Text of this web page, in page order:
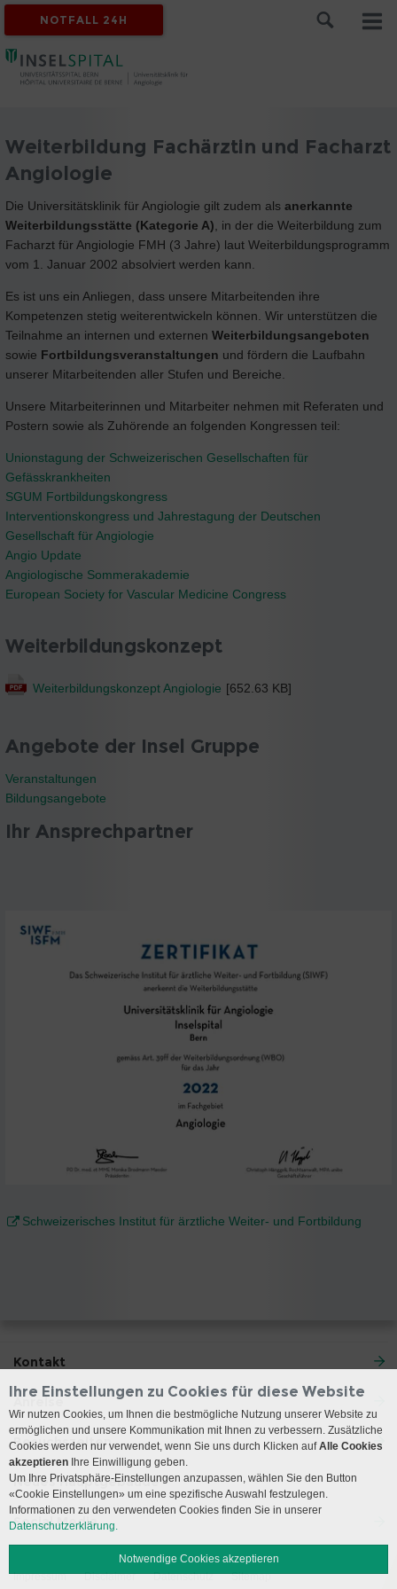
NOTFALL 24H
Weiterbildung Fachärztin und Facharzt
Angiologie
Die Universitätsklinik für Angiologie gilt zudem als anerkannte
Weiterbildungsstätte (Kategorie A) , in der die Weiterbildung zum
Facharzt für Angiologie FMH (3 Jahre) laut Weiterbildungsprogramm
vom 1. Januar 2002 absolviert werden kann.
Es ist uns ein Anliegen, dass unsere Mitarbeitenden ihre
Kompetenzen stetig weiterentwickeln können. Wir unterstützen die
Teilnahme an internen und externen Weiterbildungsangeboten
sowie Fortbildungsveranstaltungen und fördern die Laufbahn
unserer Mitarbeitenden aller Stufen und Bereiche.
Unsere Mitarbeiterinnen und Mitarbeiter nehmen mit Referaten und
Postern sowie als Zuhörende an folgenden Kongressen teil:
Unionstagung der Schweizerischen Gesellschaften für
Gefässkrankheiten
SGUM Fortbildungskongress
Interventionskongress und Jahrestagung der Deutschen
Gesellschaft für Angiologie
Angio Update
Angiologische Sommerakademie
European Society for Vascular Medicine Congress
Weiterbildungskonzept
Weiterbildungskonzept Angiologie [652.63 KB]
Angebote der Insel Gruppe
Veranstaltungen
Bildungsangebote
Ihr Ansprechpartner
Schweizerisches Institut für ärztliche Weiter- und Fortbildung
Kontakt
Anreise
Besuchszeiten
Neues Hauptgebäude
Social Media
Impressum Disclaimer Datenschutz Sitemap
Ihre Einstellungen zu Cookies für diese Website
Wir nutzen Cookies, um Ihnen die bestmögliche Nutzung unserer Website zu
ermöglichen und unsere Kommunikation mit Ihnen zu verbessern. Zusätzliche
Cookies werden nur verwendet, wenn Sie uns durch Klicken aufAlle Cookies
akzeptieren Ihre Einwilligung geben.
Um Ihre Privatsphäre-Einstellungen anzupassen, wählen Sie den Button
«Cookie Einstellungen» um eine spezifische Auswahl festzulegen.
Informationen zu den verwendeten Cookies finden Sie in unserer
Datenschutzerklärung.
Notwendige Cookies akzeptieren